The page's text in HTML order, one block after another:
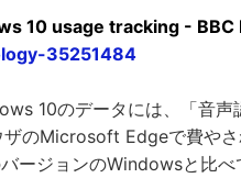
10 usage tracking - BBC
35251484
10のデータには、「音
のMicrosoft Edgeで費や
ージョンのWindowsと比